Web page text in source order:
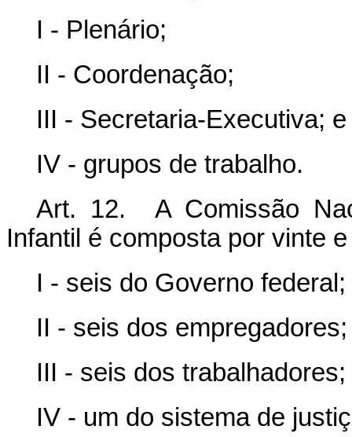
I - Plenário;
II - Coordenação;
III - Secretaria-Executiva; e
IV - grupos de trabalho.
Art. 12. A Comissão
Infantil é composta por vinte
I - seis do Governo federal;
II - seis dos empregadores;
III - seis dos trabalhadores;
IV - um do sistema de